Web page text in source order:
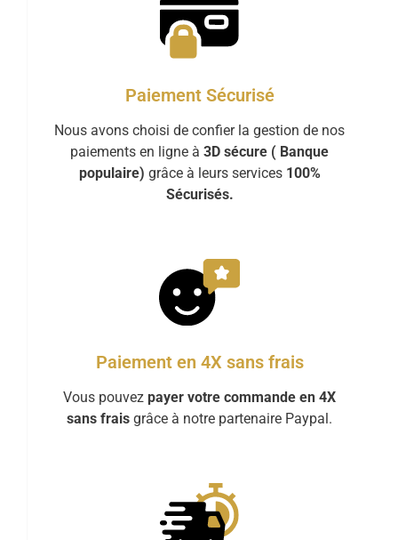
Paiement Sécurisé
Nous avons choisi de confier la gestion de nos
paiements en ligne à 3D sécure ( Banque
populaire) grâce à leurs services 100%
Sécurisés.
Paiement en 4X sans frais
Vous pouvez payer votre commande en 4X
sans frais grâce à notre partenaire Paypal.